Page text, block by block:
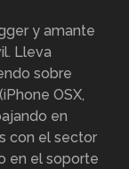
y amante
Lleva
sobre
OSX,
en
con el sector
en el soporte